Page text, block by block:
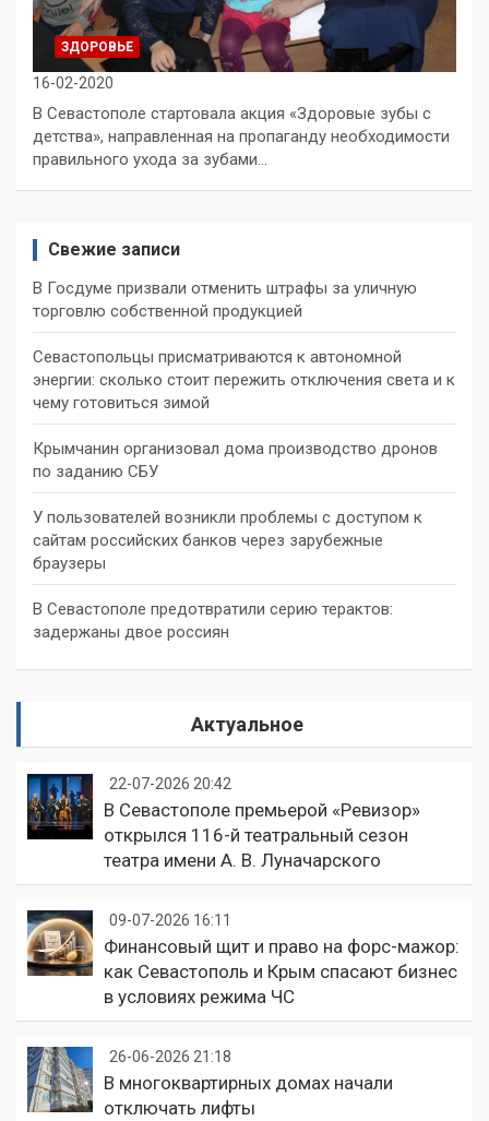
ЗДОРОВЬЕ
16-02-2020
В Севастополе стартовала акция «Здоровые зубы с
детства», направленная на пропаганду необходимости
правильного ухода за зубами…
Свежие записи
В Госдуме призвали отменить штрафы за уличную
торговлю собственной продукцией
Севастопольцы присматриваются к автономной
энергии: сколько стоит пережить отключения света и к
чему готовиться зимой
Крымчанин организовал дома производство дронов
по заданию СБУ
У пользователей возникли проблемы с доступом к
сайтам российских банков через зарубежные
браузеры
В Севастополе предотвратили серию терактов:
задержаны двое россиян
Актуальное
22-07-2026 20:42
В Севастополе премьерой «Ревизор»
открылся 116-й театральный сезон
театра имени А. В. Луначарского
09-07-2026 16:11
Финансовый щит и право на форс-мажор:
как Севастополь и Крым спасают бизнес
в условиях режима ЧС
26-06-2026 21:18
В многоквартирных домах начали
отключать лифты